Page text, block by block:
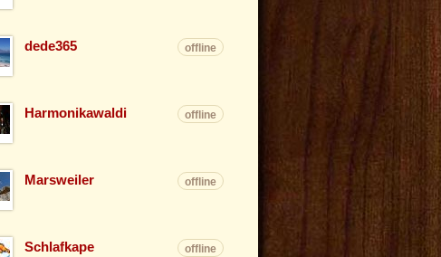
dede365 offline
Harmonikawaldi offline
Marsweiler offline
Schlafkape offline